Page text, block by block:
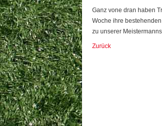
Ganz vone dran haben
Woche ihre
zu unserer
Zurück